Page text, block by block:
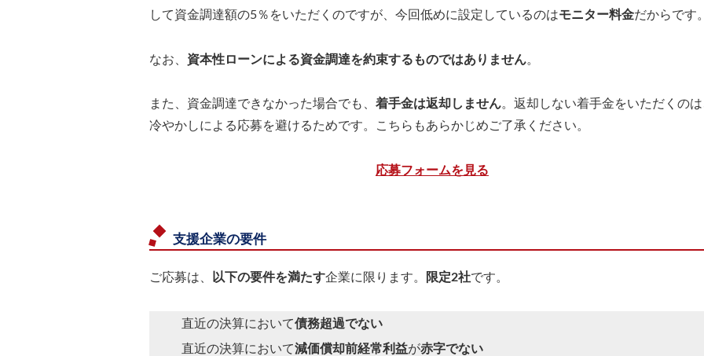
して資金調達額の5％をいただくのですが、今回低めに設定しているのはモニター料金だからです
なお、 資本性ローンによる資金調達を約束するものではありません。
また、資金調達できなかった場合でも、 着手金は返却しません。返却しない着手金をいただくの
冷やかしによる応募を避けるためです。こちらもあらかじめご了承ください。
応募フォームを見る
支援企業の要件
ご応募は、 以下の要件を満たす企業に限ります。 限定2社です。
直近の決算において債務超過でない
直近の決算において減価償却前経常利益が赤字でない